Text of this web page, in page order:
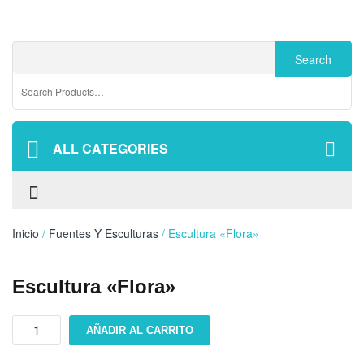
ALL CATEGORIES
Inicio / Fuentes Y Esculturas / Escultura «Flora»
Escultura «Flora»
Escultura
"Flora"
AÑADIR AL CARRITO